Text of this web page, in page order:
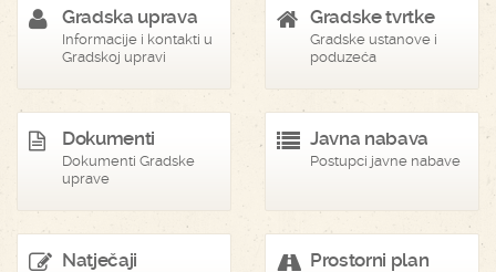
Gradska uprava
Informacije i kontakti u
Gradskoj upravi
Gradske tvrtke
Gradske ustanove i
poduzeća
Dokumenti
Dokumenti Gradske
uprave
Javna nabava
Postupci javne nabave
Natječaji Prostorni plan